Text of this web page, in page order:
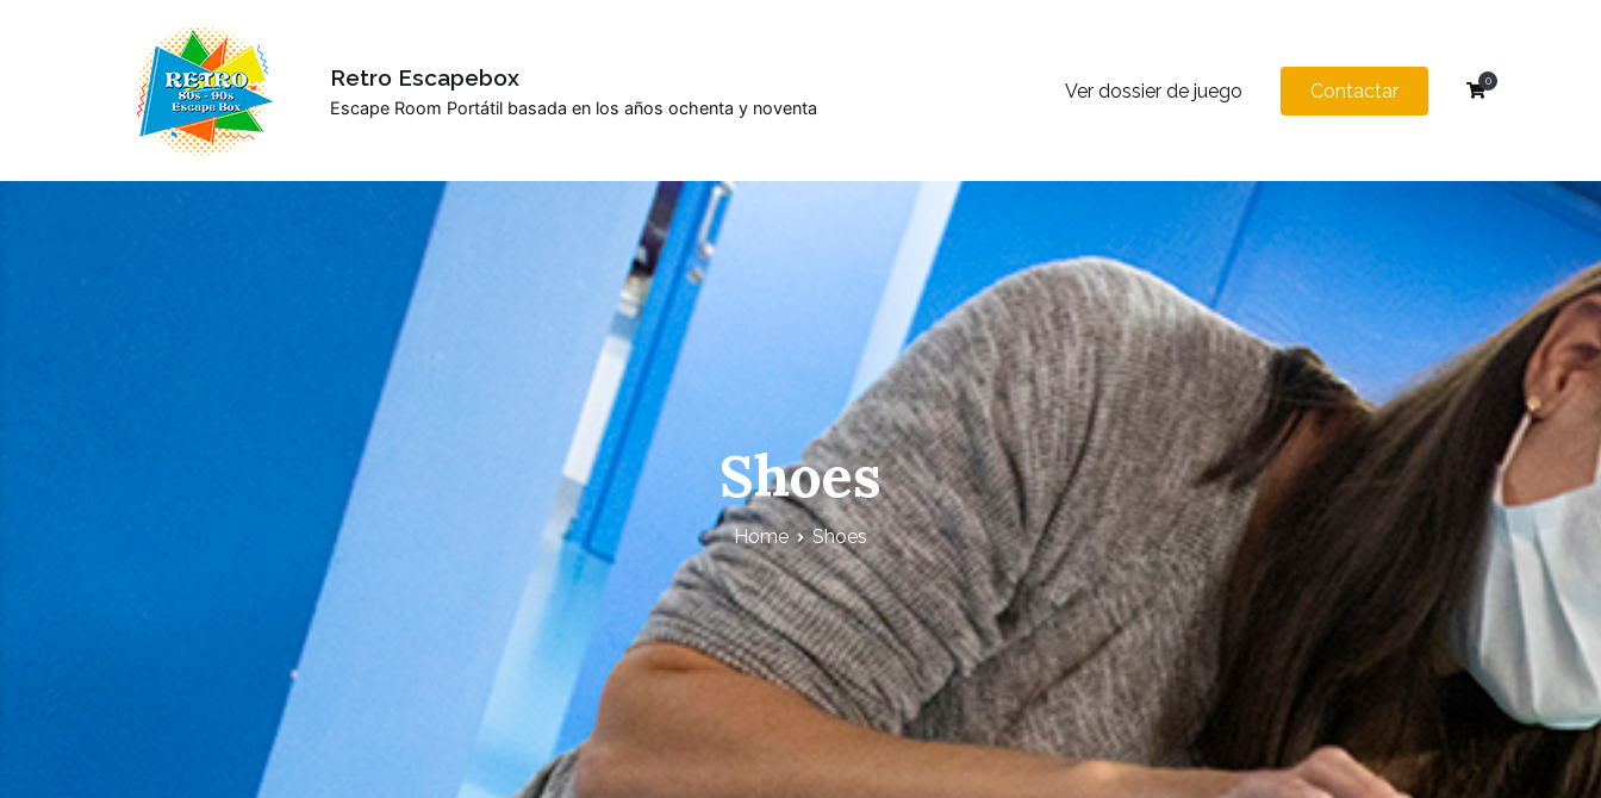
Retro Escapebox
Escape Room Portátil basada en los años ochenta y noventa
Ver dossier de juego Contactar 0
Shoes
Home Shoes